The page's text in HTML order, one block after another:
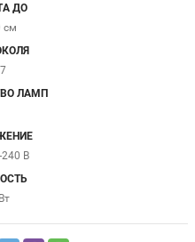
ДО
см
ЛАМП
240 В